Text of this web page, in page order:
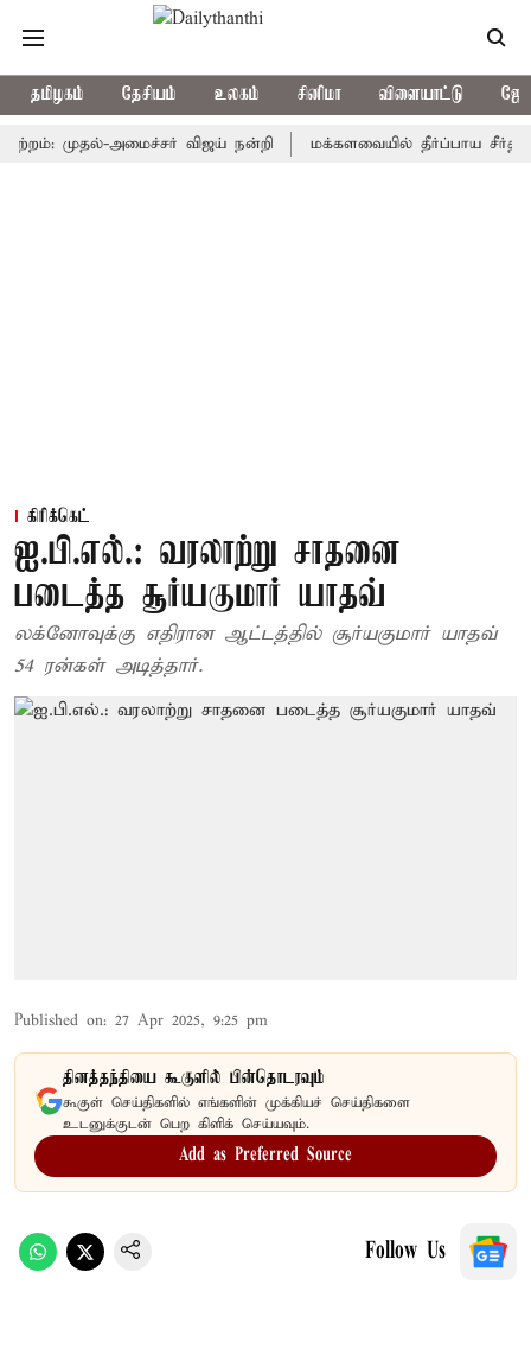
தமிழகம் தேசியம் உலகம் சினிமா விளையாட்டு
முதல்-அமைச்சர் விஜய் நன்றி மக்களவையில் தீர்ப்பாய சீர்திருத்த
கிரிக்கெட்
ஐ.பி.எல்.: வரலாற்று சாதனை
படைத்த சூர்யகுமார் யாதவ்
லக்னோவுக்கு எதிரான ஆட்டத்தில் சூர்யகுமார் யாதவ்
54 ரன்கள் அடித்தார்.
Published on: 27 Apr 2025, 9:25 pm
தினத்தந்தியை கூகுளில் பின்தொடரவும்
கூகுள் செய்திகளில் எங்களின் முக்கியச் செய்திகளை
உடனுக்குடன் பெற கிளிக் செய்யவும்.
Add as Preferred Source
Follow Us